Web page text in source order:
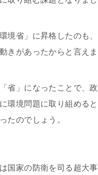
境省」に昇格したのも
きがあったからと言えま
「省」になったことで、
に環境問題に取り組める
たのでしょう。
国家の防衛を司る超大